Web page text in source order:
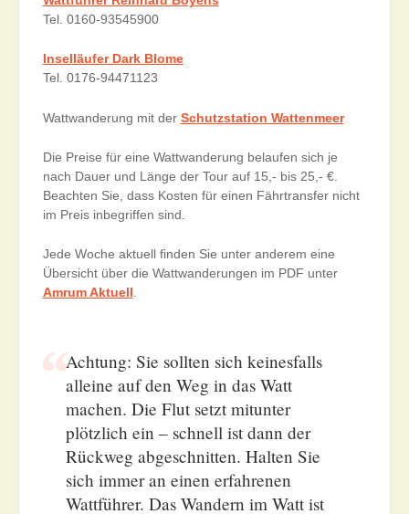
Tel. 0160-93545900
Inselläufer Dark Blome
Tel. 0176-94471123
Wattwanderung mit der Schutzstation Wattenmeer
Die Preise für eine Wattwanderung belaufen sich je
nach Dauer und Länge der Tour auf 15,- bis 25,- €.
Beachten Sie, dass Kosten für einen Fährtransfer nicht
im Preis inbegriffen sind.
Jede Woche aktuell finden Sie unter anderem eine
Übersicht über die Wattwanderungen im PDF unter
Amrum Aktuell .
Achtung: Sie sollten sich keinesfalls
alleine auf den Weg in das Watt
machen. Die Flut setzt mitunter
plötzlich ein – schnell ist dann der
Rückweg abgeschnitten. Halten Sie
sich immer an einen erfahrenen
Wattführer. Das Wandern im Watt ist